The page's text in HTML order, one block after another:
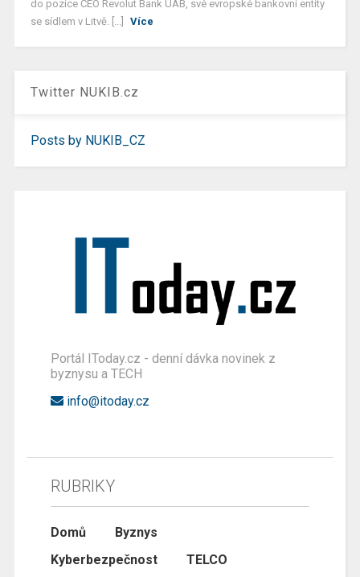
do pozice CEO Revolut Bank UAB, své evropské bankovní entity
se sídlem v Litvě. [...]
Více
Twitter NUKIB.cz
Posts by NUKIB_CZ
Portál IToday.cz - denní dávka novinek z
byznysu a TECH
info@itoday.cz
RUBRIKY
Domů
Byznys
Kyberbezpečnost
TELCO